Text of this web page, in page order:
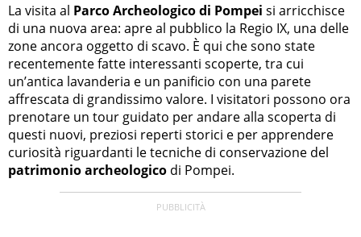
La visita al Parco Archeologico di Pompei si arricchisce
di una nuova area: apre al pubblico la Regio IX, una delle
zone ancora oggetto di scavo. È qui che sono state
recentemente fatte interessanti scoperte, tra cui
un’antica lavanderia e un panificio con una parete
affrescata di grandissimo valore. I visitatori possono ora
prenotare un tour guidato per andare alla scoperta di
questi nuovi, preziosi reperti storici e per apprendere
curiosità riguardanti le tecniche di conservazione del
patrimonio archeologico di Pompei.